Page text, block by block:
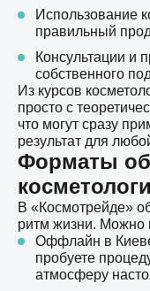
Использование
правильный
Консультации и
собственного
Из курсов
просто с
что могут сразу
результат для
Форматы
В «Космотрейде»
ритм жизни. Можно
Оффлайн в
пробуете
атмосферу